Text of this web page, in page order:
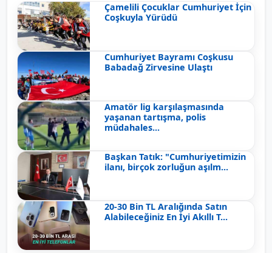
Çamelili Çocuklar Cumhuriyet İçin
Coşkuyla Yürüdü
Cumhuriyet Bayramı Coşkusu
Babadağ Zirvesine Ulaştı
Amatör lig karşılaşmasında
yaşanan tartışma, polis
müdahales...
Başkan Tatık: "Cumhuriyetimizin
ilanı, birçok zorluğun aşılm...
20-30 Bin TL Aralığında Satın
Alabileceğiniz En İyi Akıllı T...